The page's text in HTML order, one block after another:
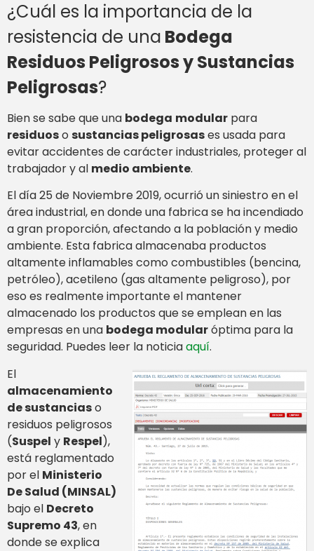
¿Cuál es la importancia de la
resistencia de una Bodega
Residuos Peligrosos y Sustancias
Peligrosas?
Bien se sabe que una bodega modular para
residuoso sustancias peligrosases usada para
evitar accidentes de carácter industriales, proteger al
trabajador y al medio ambiente.
El día 25 de Noviembre 2019, ocurrió un siniestro en el
área industrial, en donde una fabrica se ha incendiado
a gran proporción, afectando a la población y medio
ambiente. Esta fabrica almacenaba productos
altamente inflamables como combustibles (bencina,
petróleo), acetileno (gas altamente peligroso), por
eso es realmente importante el mantener
almacenado los productos que se emplean en las
empresas en una bodega modularóptima para la
seguridad. Puedes leer la noticiaaquí.
El
almacenamiento
de sustanciaso
residuos peligrosos
(Suspel y Respel),
está reglamentado
por el Ministerio
De Salud (MINSAL)
bajo el Decreto
Supremo 43, en
donde se explica